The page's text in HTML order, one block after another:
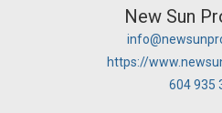
New Sun
https://
604 935